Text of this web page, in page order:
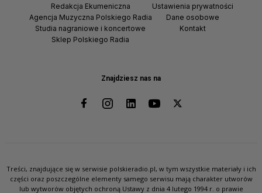
Znajdziesz nas na
Redakcja Ekumeniczna
Agencja Muzyczna Polskiego Radia
Studia nagraniowe i koncertowe
Sklep Polskiego Radia
Ustawienia prywatności
Dane osobowe
Kontakt
Treści, znajdujące się w serwisie polskieradio.pl, w tym wszystkie materiały i ich
części oraz poszczególne elementy samego serwisu mają charakter utworów
lub wytworów objętych ochroną Ustawy z dnia 4 lutego 1994 r. o prawie